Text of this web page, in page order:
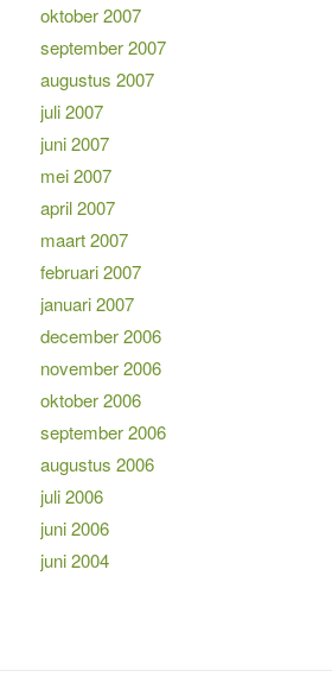
oktober 2007
september 2007
augustus 2007
juli 2007
juni 2007
mei 2007
april 2007
maart 2007
februari 2007
januari 2007
december 2006
november 2006
oktober 2006
september 2006
augustus 2006
juli 2006
juni 2006
juni 2004